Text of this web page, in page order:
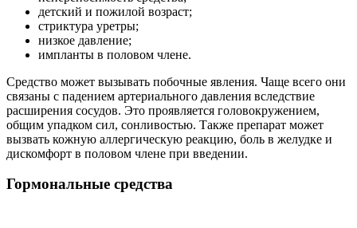
детский и пожилой возраст;
стриктура уретры;
низкое давление;
импланты в половом члене.
Средство может вызывать побочные явления. Чаще всего они
связаны с падением артериального давления вследствие
расширения сосудов. Это проявляется головокружением,
общим упадком сил, сонливостью. Также препарат может
вызвать кожную аллергическую реакцию, боль в желудке и
дискомфорт в половом члене при введении.
Гормональные средства